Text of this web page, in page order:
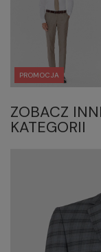
PROMOCJA
ZOBACZ
KATEGORII